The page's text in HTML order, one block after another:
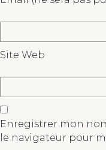
Site Web
Enregistrer mon
le navigateur pour